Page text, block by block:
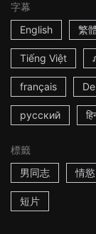
字幕
English
繁
Tiếng Việt
français
русский
標籤
男同志
情慾
短片